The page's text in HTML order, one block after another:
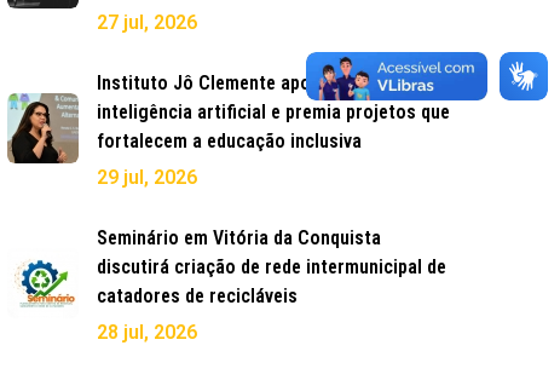
27 jul, 2026
Instituto Jô Clemente aposta em
inteligência artificial e premia projetos que
fortalecem a educação inclusiva
29 jul, 2026
Seminário em Vitória da Conquista
discutirá criação de rede intermunicipal de
catadores de recicláveis
28 jul, 2026